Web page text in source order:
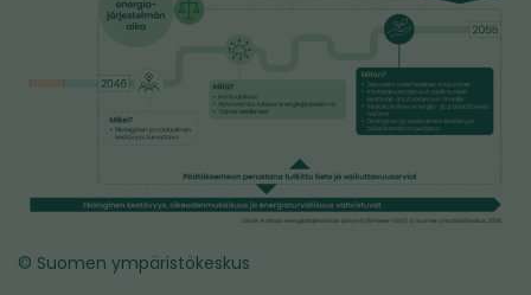
© Suomen ympäristökeskus